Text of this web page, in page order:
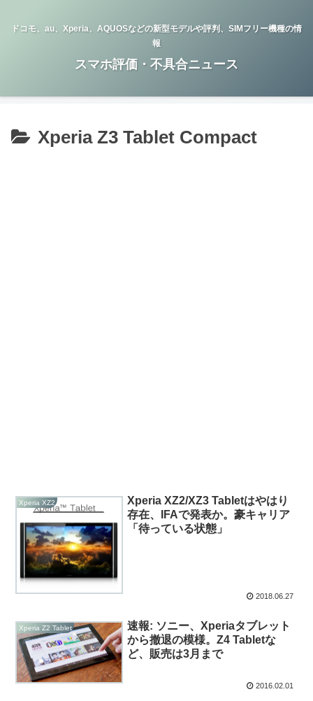
ドコモ、au、Xperia、AQUOSなどの新型モデルや評判、SIMフリー機種の情
報
スマホ評価・不具合ニュース
Xperia Z3 Tablet Compact
Xperia XZ2
Xperia XZ2/XZ3 Tabletはやはり
存在、IFAで発表か。豪キャリア
「待っている状態」
2018.06.27
Xperia Z2 Tablet
速報: ソニー、Xperiaタブレット
から撤退の模様。Z4 Tabletな
ど、販売は3月まで
2016.02.01